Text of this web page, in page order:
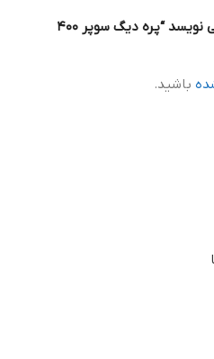
اولین کسی باشید که دیدگاهی می نویسد “پره دیگ سوپر 400
باشید.